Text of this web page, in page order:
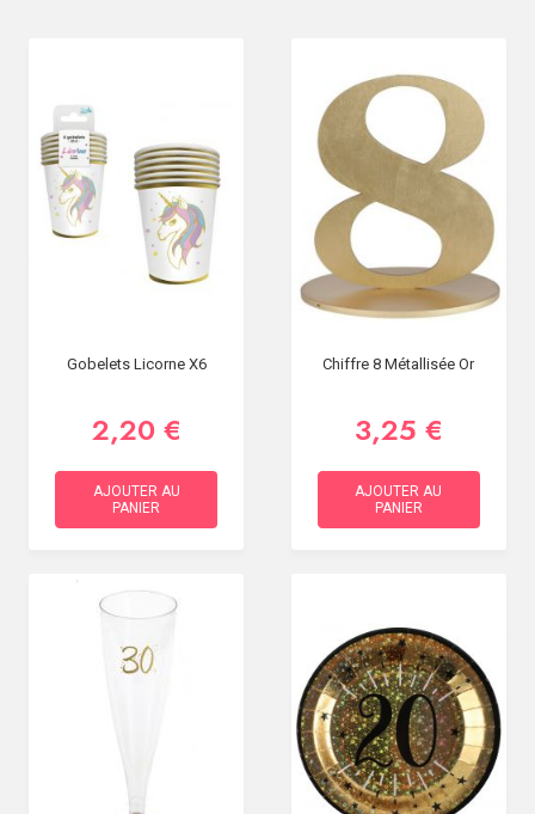
Gobelets Licorne X6
2,20 €
AJOUTER AU
PANIER
Chiffre 8 Métallisée Or
3,25 €
AJOUTER AU
PANIER